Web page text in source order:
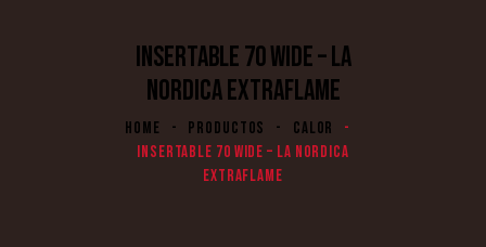
INSERTABLE 70 WIDE – LA
NORDICA EXTRAFLAME
HOME PRODUCTOS
CALOR
INSERTABLE 70 WIDE – LA NORDICA
EXTRAFLAME